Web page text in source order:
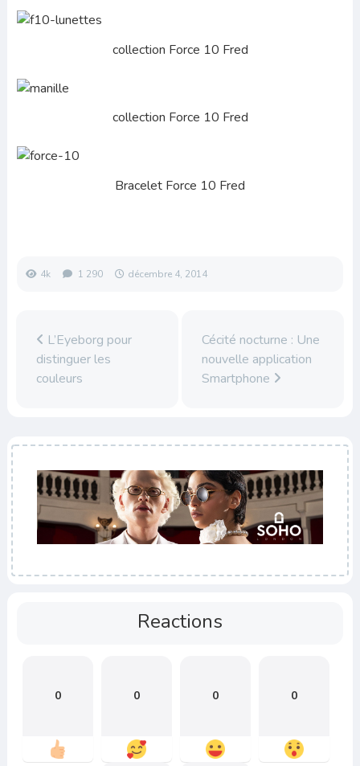
collection Force 10 Fred
collection Force 10 Fred
Bracelet Force 10 Fred
4k 1 290 décembre 4, 2014
L’Eyeborg pour
distinguer les
couleurs
Cécité nocturne : Une
nouvelle application
Smartphone
Reactions
0 0 0 0